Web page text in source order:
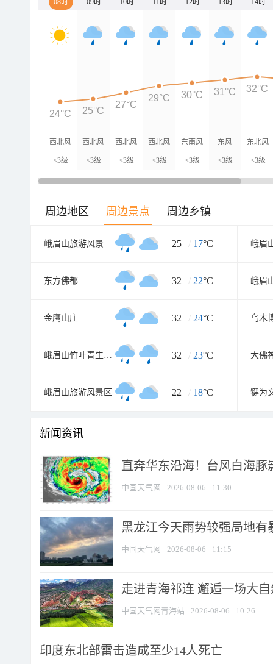
08时 09时 10时 11时 12时 13时 14时
西北风
<3级
西北风
<3级
西北风
<3级
西北风
<3级
东南风
<3级
东风
<3级
东北风
<3级
24°C 25°C
27°C
29°C 30°C 31°C 32°C
周边地区 周边景点 周边乡镇
峨眉山旅游风景区零公里入口 25 / 17°C
东方佛都 32 / 22°C
金鹰山庄 32 / 24°C 乌木
峨眉山竹叶青生态茗园 32 / 23°C 大佛
峨眉山旅游风景区 22 / 18°C 犍为
新闻资讯
直奔华东沿海！台风白海豚
中国天气网 2026-08-06 11:30
黑龙江今天雨势较强局地有
中国天气网 2026-08-06 11:15
走进青海祁连 邂逅一场大
中国天气网青海站 2026-08-06 10:26
印度东北部雷击造成至少14人死亡